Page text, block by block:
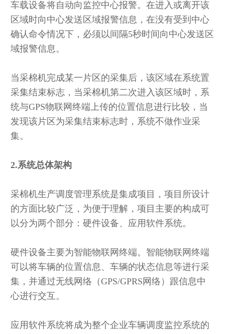
车载设备将自动向监控中心报警。在进入或离开该
区域时向中心发送区域报警信息，在没有受到中心
确认命令情况下，必须以间隔5秒时间向中心发送区
域报警信息。
当采棉机完成某一片区的采集后，该区域在系统置
采集结束标志，当采棉机第二次进入该区域时，系
统与GPS物联网终端上传的位置信息进行比较，当
发现该片区为采集结束标志时，系统不做作业采
集。
2.系统总体架构
采棉机生产调度管理系统是集成项目，项目所设计
的方面比较广泛，为便于理解，项目主要的构成可
以分为两个部分：硬件设备、应用软件系统。
硬件设备主要为智能物联网终端。智能物联网终端
可以将车辆的位置信息、车辆的状态信息等进行采
集，并通过无线网络（GPS/GPRS网络）跟信息中
心进行交互。
应用软件系统将成为整个企业车辆调度监控系统的